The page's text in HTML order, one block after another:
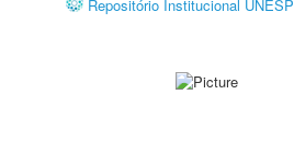
Repositório Institucional UNESP